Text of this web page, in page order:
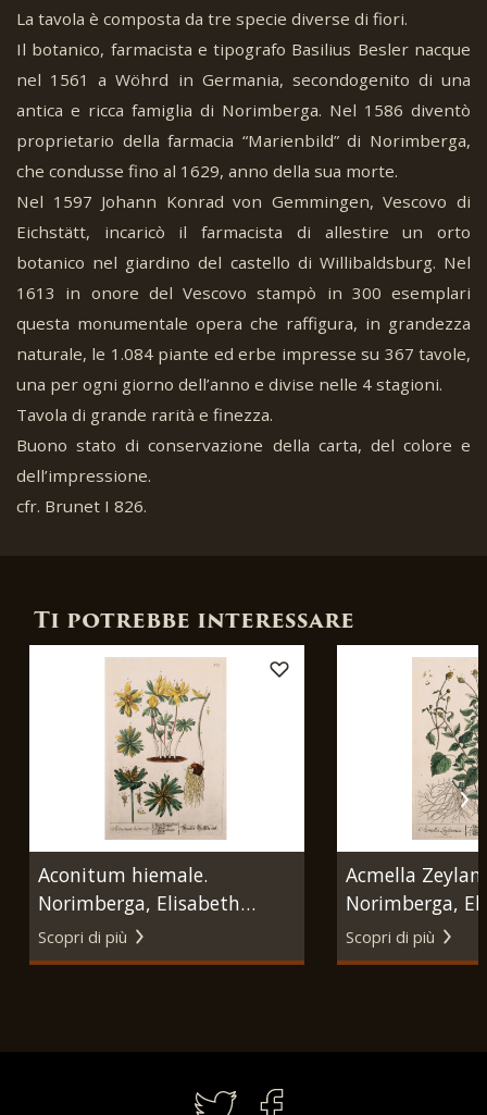
La tavola è composta da tre specie diverse di fiori.
Il botanico, farmacista e tipografo Basilius Besler nacque
nel 1561 a Wöhrd in Germania, secondogenito di una
antica e ricca famiglia di Norimberga. Nel 1586 diventò
proprietario della farmacia “Marienbild” di Norimberga,
che condusse fino al 1629, anno della sua morte.
Nel 1597 Johann Konrad von Gemmingen, Vescovo di
Eichstätt, incaricò il farmacista di allestire un orto
botanico nel giardino del castello di Willibaldsburg. Nel
1613 in onore del Vescovo stampò in 300 esemplari
questa monumentale opera che raffigura, in grandezza
naturale, le 1.084 piante ed erbe impresse su 367 tavole,
una per ogni giorno dell’anno e divise nelle 4 stagioni.
Tavola di grande rarità e finezza.
Buono stato di conservazione della carta, del colore e
dell’impressione.
cfr. Brunet I 826.
Ti potrebbe interessare
Aconitum hiemale.
Norimberga, Elisabeth
Blackwell, 1757 - 1773.
Scopri di più
Acmella
Norimberga,
Blackwell,
Scopri di più